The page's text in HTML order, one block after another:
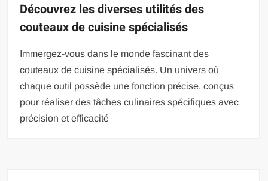
Découvrez les diverses utilités des
couteaux de cuisine spécialisés
Immergez-vous dans le monde fascinant des
couteaux de cuisine spécialisés. Un univers où
chaque outil possède une fonction précise, conçus
pour réaliser des tâches culinaires spécifiques avec
précision et efficacité